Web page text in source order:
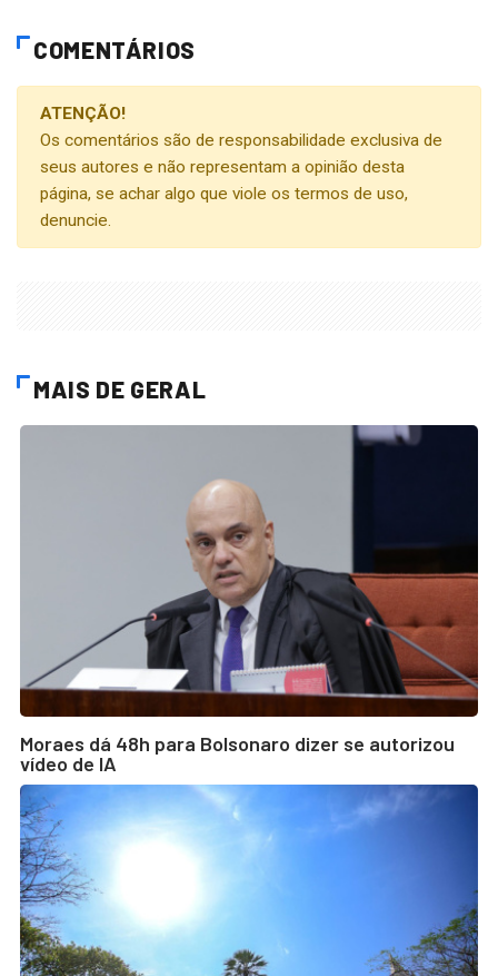
COMENTÁRIOS
ATENÇÃO!
Os comentários são de responsabilidade exclusiva de
seus autores e não representam a opinião desta
página, se achar algo que viole os termos de uso,
denuncie.
MAIS DE GERAL
Moraes dá 48h para Bolsonaro dizer se autorizou
vídeo de IA